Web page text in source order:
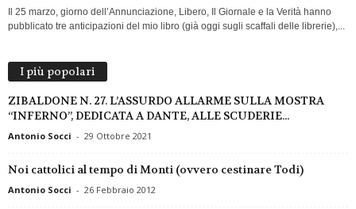
Il 25 marzo, giorno dell’Annunciazione, Libero, Il Giornale e la Verità hanno
pubblicato tre anticipazioni del mio libro (già oggi sugli scaffali delle librerie),...
I più popolari
ZIBALDONE N. 27. L’ASSURDO ALLARME SULLA MOSTRA
“INFERNO”, DEDICATA A DANTE, ALLE SCUDERIE...
Antonio Socci - 29 Ottobre 2021
Noi cattolici al tempo di Monti (ovvero cestinare Todi)
Antonio Socci - 26 Febbraio 2012